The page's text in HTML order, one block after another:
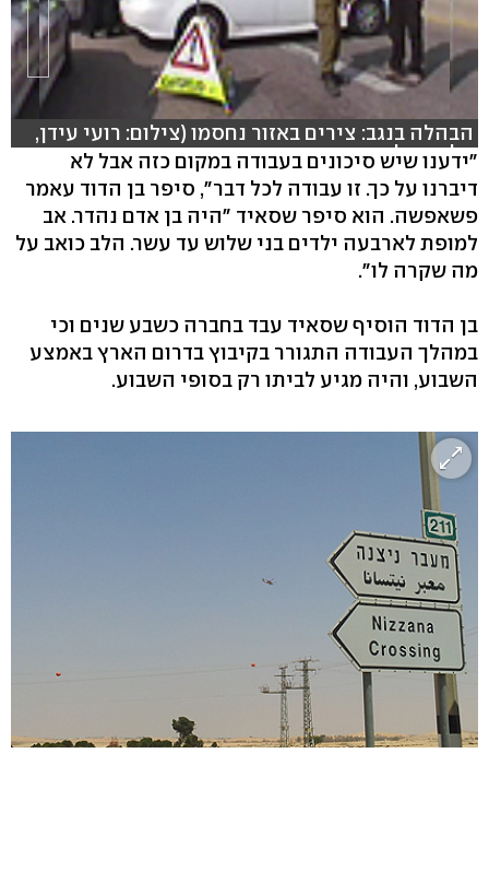
הבהלה בנגב: צירים באזור נחסמו (צילום: רועי עידן,
אלי מנדלבאום, מוחמד שינאווי, עוז מרון ורויטרס,
עריכה: ירדנה עבודי)
"ידענו שיש סיכונים בעבודה במקום כזה אבל לא
דיברנו על כך. זו עבודה לכל דבר", סיפר בן הדוד עאמר
פשאפשה. הוא סיפר שסאיד "היה בן אדם נהדר. אב
למופת לארבעה ילדים בני שלוש עד עשר. הלב כואב על
מה שקרה לו".
בן הדוד הוסיף שסאיד עבד בחברה כשבע שנים וכי
במהלך העבודה התגורר בקיבוץ בדרום הארץ באמצע
השבוע, והיה מגיע לביתו רק בסופי השבוע.